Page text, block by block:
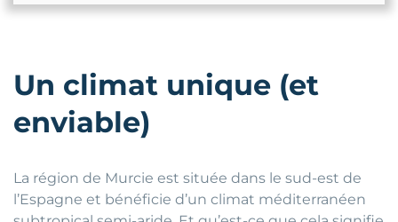
Un climat unique (et
enviable)
La région de Murcie est située dans le sud-est de
l’Espagne et bénéficie d’un climat méditerranéen